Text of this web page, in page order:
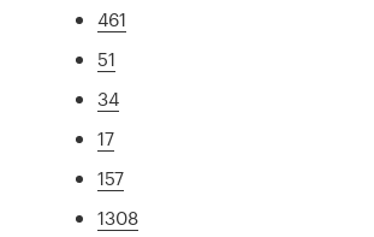
461
51
34
17
157
1308